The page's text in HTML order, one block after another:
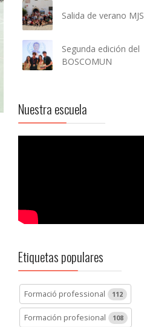
Salida de verano MJS
Segunda edición del
BOSCOMUN
Nuestra escuela
Etiquetas populares
Formació professional 112
Formación profesional 108